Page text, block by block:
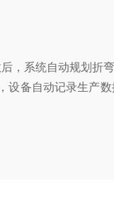
，系统自动规划折
备自动记录生产